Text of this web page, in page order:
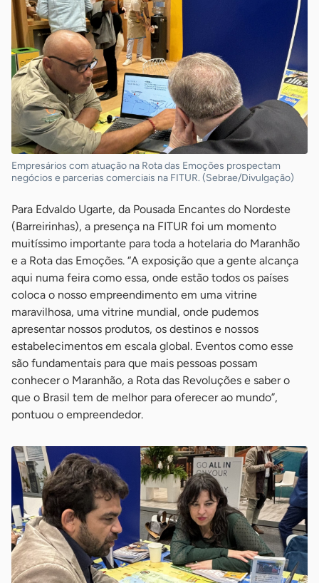
Empresários com atuação na Rota das Emoções prospectam
negócios e parcerias comerciais na FITUR. (Sebrae/Divulgação)
Para Edvaldo Ugarte, da Pousada Encantes do Nordeste
(Barreirinhas), a presença na FITUR foi um momento
muitíssimo importante para toda a hotelaria do Maranhão
e a Rota das Emoções. “A exposição que a gente alcança
aqui numa feira como essa, onde estão todos os países
coloca o nosso empreendimento em uma vitrine
maravilhosa, uma vitrine mundial, onde pudemos
apresentar nossos produtos, os destinos e nossos
estabelecimentos em escala global. Eventos como esse
são fundamentais para que mais pessoas possam
conhecer o Maranhão, a Rota das Revoluções e saber o
que o Brasil tem de melhor para oferecer ao mundo”,
pontuou o empreendedor.